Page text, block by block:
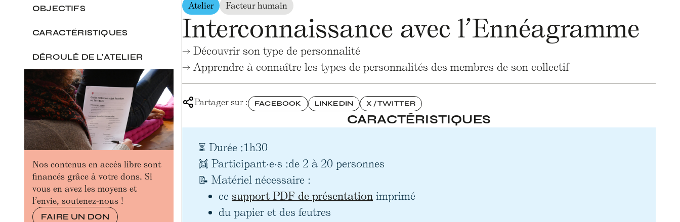
OBJECTIFS
CARACTÉRISTIQUES
DÉROULÉ DE L'ATELIER
Nos contenus en accès libre sont
financés grâce à votre dons. Si
vous en avez les moyens et
l’envie, soutenez-nous !
FAIRE UN DON
Atelier Facteur humain
Interconnaissance avec l’Ennéagramme
→ Découvrir son type de personnalité
→ Apprendre à connaître les types de personnalités des membres de son collectif
Partager sur : FACEBOOK LINKEDIN X / TWITTER
CARACTÉRISTIQUES
⏳ Durée :1h30
👯 Participant·e·s :de 2 à 20 personnes
📝 Matériel nécessaire :
ce support PDF de présentation imprimé
du papier et des feutres